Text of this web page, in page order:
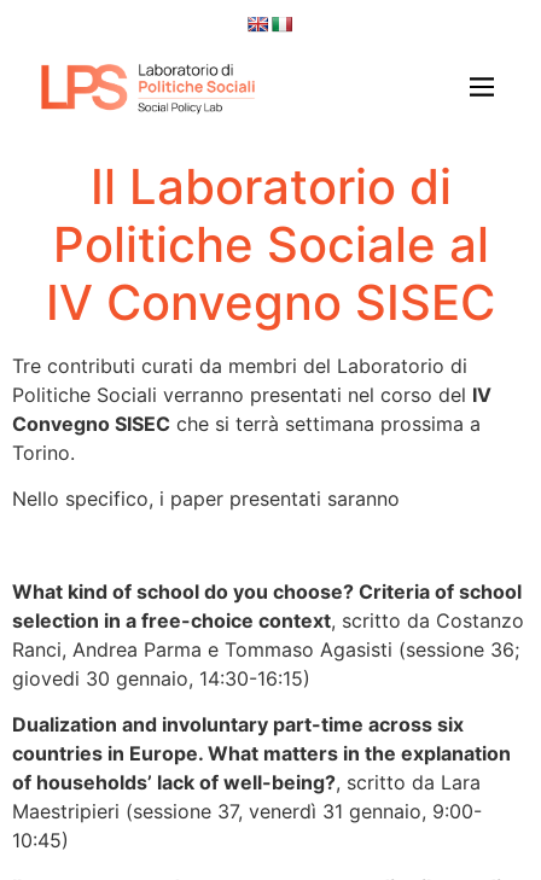
Il Laboratorio di
Politiche Sociale al
IV Convegno SISEC
Tre contributi curati da membri del Laboratorio di
Politiche Sociali verranno presentati nel corso del IV
Convegno SISEC che si terrà settimana prossima a
Torino.
Nello specifico, i paper presentati saranno
What kind of school do you choose? Criteria of school
selection in a free-choice context, scritto da Costanzo
Ranci, Andrea Parma e Tommaso Agasisti (sessione 36;
giovedi 30 gennaio, 14:30-16:15)
Dualization and involuntary part-time across six
countries in Europe. What matters in the explanation
of households’ lack of well-being?, scritto da Lara
Maestripieri (sessione 37, venerdì 31 gennaio, 9:00-
10:45)